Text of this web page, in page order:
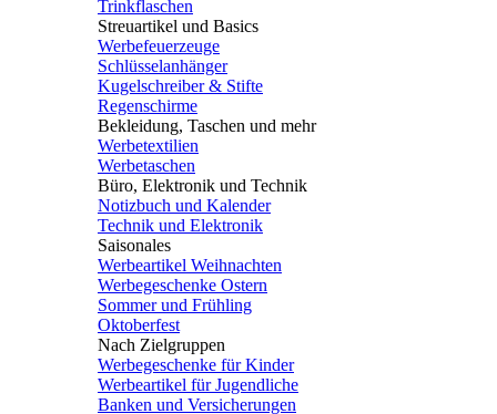
Trinkflaschen
Streuartikel und Basics
Werbefeuerzeuge
Schlüsselanhänger
Kugelschreiber & Stifte
Regenschirme
Bekleidung, Taschen und mehr
Werbetextilien
Werbetaschen
Büro, Elektronik und Technik
Notizbuch und Kalender
Technik und Elektronik
Saisonales
Werbeartikel Weihnachten
Werbegeschenke Ostern
Sommer und Frühling
Oktoberfest
Nach Zielgruppen
Werbegeschenke für Kinder
Werbeartikel für Jugendliche
Banken und Versicherungen